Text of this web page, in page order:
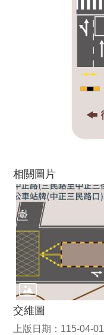
相關圖片
交維圖
上版日期：115-04-01